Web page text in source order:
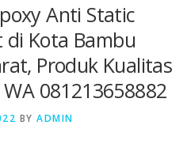
Anti Static
di Kota Bambu
Produk Kualitas
081213658882
BY ADMIN